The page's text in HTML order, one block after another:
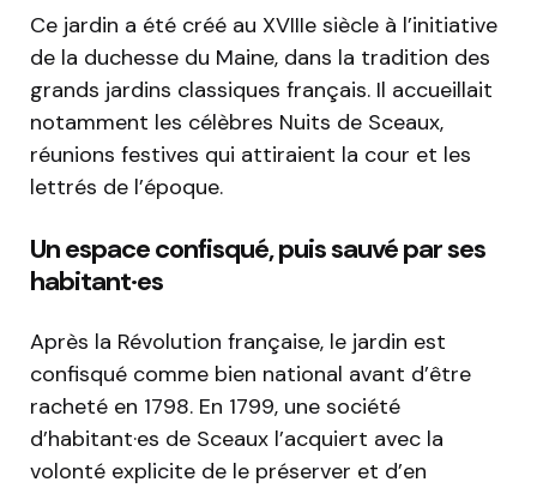
Ce jardin a été créé au XVIIIe siècle à l’initiative
de la duchesse du Maine, dans la tradition des
grands jardins classiques français. Il accueillait
notamment les célèbres Nuits de Sceaux,
réunions festives qui attiraient la cour et les
lettrés de l’époque.
Un espace confisqué, puis sauvé par ses
habitant·es
Après la Révolution française, le jardin est
confisqué comme bien national avant d’être
racheté en 1798. En 1799, une société
d’habitant·es de Sceaux l’acquiert avec la
volonté explicite de le préserver et d’en